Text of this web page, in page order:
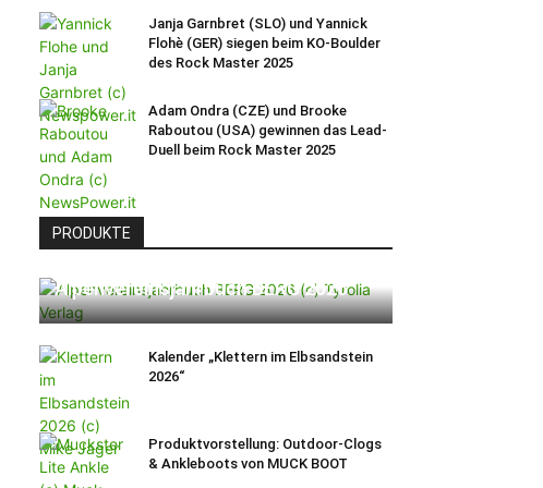
Janja Garnbret (SLO) und Yannick
Flohè (GER) siegen beim KO-Boulder
des Rock Master 2025
Adam Ondra (CZE) und Brooke
Raboutou (USA) gewinnen das Lead-
Duell beim Rock Master 2025
PRODUKTE
Alpenvereinsjahrbuch BERG 2026
Kalender „Klettern im Elbsandstein
2026“
Produktvorstellung: Outdoor-Clogs
& Ankleboots von MUCK BOOT